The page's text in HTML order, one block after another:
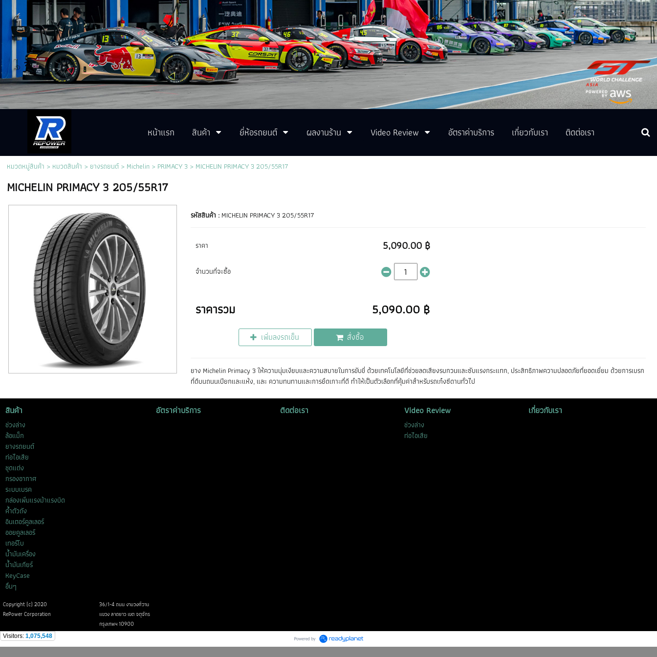
หน้าแรก สินค้า ยี่ห้อรถยนต์ ผลงานร้าน Video Review อัตราค่าบริการ เกี่ยวกับเรา ติดต่อเรา
หมวดหมู่สินค้า > หมวดสินค้า >ยางรถยนต์> Michelin> PRIMACY 3> MICHELIN PRIMACY 3 205/55R17
MICHELIN PRIMACY 3 205/55R17
รหัสสินค้า : MICHELIN PRIMACY 3 205/55R17
ราคา 5,090.00 ฿
จำนวนที่จะซื้อ
ราคารวม 5,090.00 ฿
เพิ่มลงรถเข็น สั่งซื้อ
ยาง Michelin Primacy 3 ให้ความนุ่มเงียบและความสบายในการขับขี่ ด้วยเทคโนโลยีที่ช่วยลดเสียงรบกวนและซับแรงกระแทก, ประสิทธิภาพความปลอดภัยที่ยอดเยี่ยม ด้วยการเบรก
ที่ดีบนถนนเปียกและแห้ง, และ ความทนทานและการยึดเกาะที่ดี ทำให้เป็นตัวเลือกที่คุ้มค่าสำหรับรถเก๋งซีดานทั่วไป
สินค้า
ช่วงล่าง
ล้อแม็ก
ยางรถยนต์
ท่อไอเสีย
ชุดแต่ง
กรองอากาศ
ระบบเบรค
กล่องเพิ่มแรงม้าแรงบิด
ค้ำตัวถัง
อินเตอร์คูลเลอร์
ออยคูลเลอร์
เทอร์โบ
น้ำมันเครื่อง
น้ำมันเกียร์
KeyCase
อื่นๆ
อัตราค่าบริการ ติดต่อเรา Video Review
ช่วงล่าง
ท่อไอเสีย
เกี่ยวกับเรา
Copyright (c) 2020
36/1-4 ถนน งามวงศ์วาน
RePower Corporation
แขวง ลาดยาว เขต จตุจักร
กรุงเทพฯ 10900
Visitors: 1,075,548